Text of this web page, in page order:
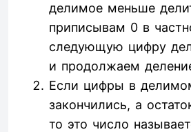
делимое меньше
приписывам 0 в
следующую цифру
и продолжаем
Если цифры в
закончились, а
то это число